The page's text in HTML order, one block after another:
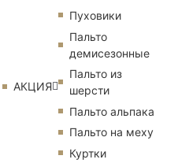
АКЦИЯ
Пуховики
Пальто
демисезонные
Пальто из
шерсти
Пальто альпака
Пальто на меху
Куртки